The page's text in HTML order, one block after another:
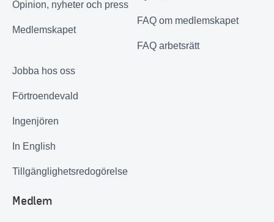
Opinion, nyheter och press
Medlemskapet
FAQ om medlemskapet
FAQ arbetsrätt
Jobba hos oss
Förtroendevald
Ingenjören
In English
Tillgänglighetsredogörelse
Medlem